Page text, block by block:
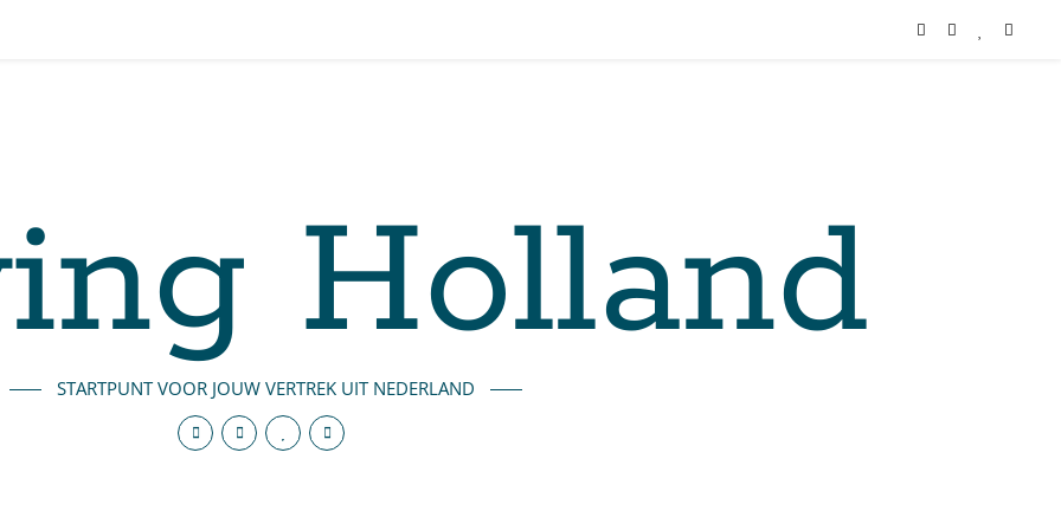
Holland
STARTPUNT VOOR JOUW VERTREK UIT NEDERLAND